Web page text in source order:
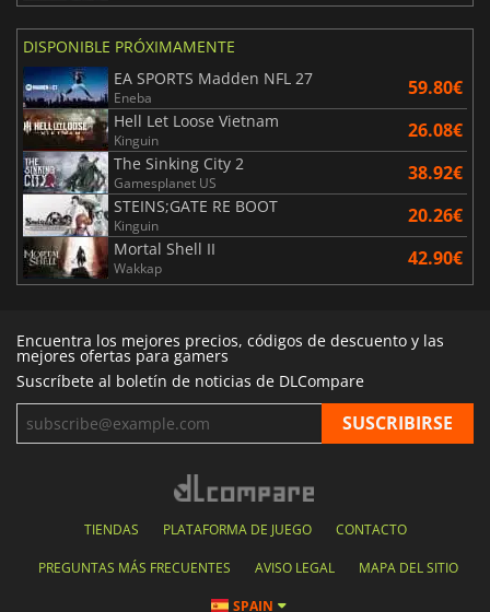
DISPONIBLE PRÓXIMAMENTE
EA SPORTS Madden NFL 27
Eneba 59.80€
Hell Let Loose Vietnam
Kinguin 26.08€
The Sinking City 2
Gamesplanet US 38.92€
STEINS;GATE RE BOOT
Kinguin 20.26€
Mortal Shell II
Wakkap 42.90€
Encuentra los mejores precios, códigos de descuento y las
mejores ofertas para gamers
Suscríbete al boletín de noticias de DLCompare
TIENDAS PLATAFORMA DE JUEGO CONTACTO
PREGUNTAS MÁS FRECUENTES AVISO LEGAL MAPA DEL SITIO
SPAIN